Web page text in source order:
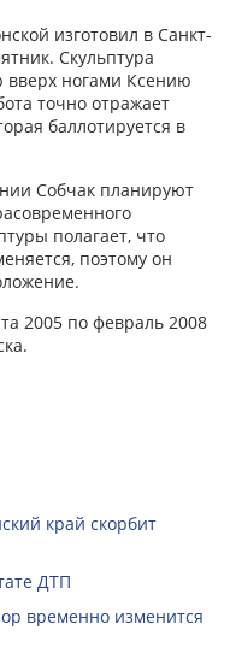
изготовил в Санкт-
Скульптура
вверх ногами Ксению
точно отражает
баллотируется в
Собчак планируют
полагает, что
поэтому он
2005 по февраль 2008
край скорбит
ДТП
временно изменится